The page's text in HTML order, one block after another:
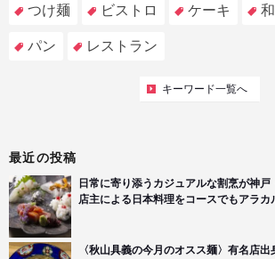
つけ麺 ビストロ ケーキ
パン レストラン
キーワード一覧へ
最近の投稿
日常に寄り添うカジュアルな割烹が神
店主による日本料理をコースでもアラカ
〈秋山具義の今月のオスス麺〉有名店